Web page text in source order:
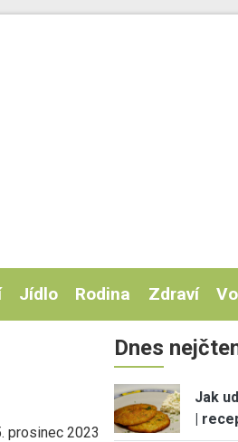
Jídlo Rodina Zdraví
prosinec 2023
Dnes
Jak
|